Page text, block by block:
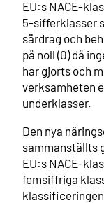
EU:s NACE-
5-sifferklasser
särdrag och
på noll (0) då
har gjorts och
verksamheten
underklasser.
Den nya
sammanställts
EU:s NACE-
femsiffriga